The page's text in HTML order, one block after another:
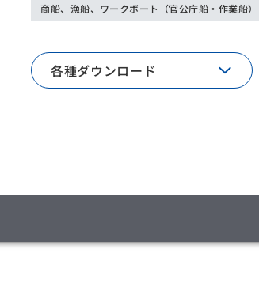
商船、漁船、ワークボート（官公庁船・作業船）
各種ダウンロード